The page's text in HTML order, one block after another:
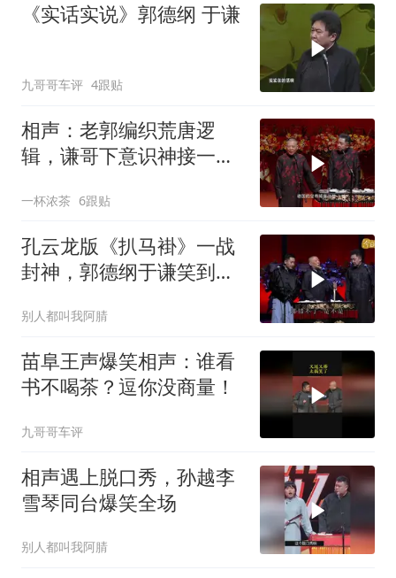
《实话实说》郭德纲 于谦
九哥哥车评 4跟贴
相声：老郭编织荒唐逻
辑，谦哥下意识神接一
一杯浓茶 6跟贴
孔云龙版《扒马褂》一战
封神，郭德纲于谦笑到失
别人都叫我阿腈
苗阜王声爆笑相声：谁看
书不喝茶？逗你没商量！
九哥哥车评
相声遇上脱口秀，孙越李
雪琴同台爆笑全场
别人都叫我阿腈